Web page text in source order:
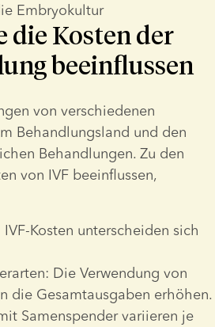
Embryokultur
die Kosten der
beeinflussen
von verschiedenen
Behandlungsland und den
Behandlungen. Zu den
von IVF beeinflussen,
Kosten unterscheiden sich
Die Verwendung von
die Gesamtausgaben erhöhen.
Samenspender variieren je